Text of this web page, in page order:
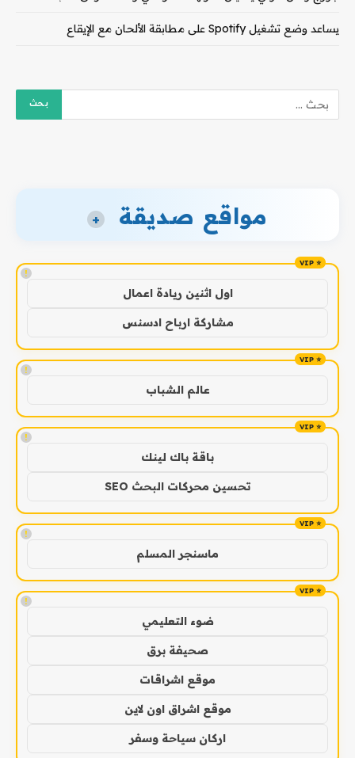
يساعد وضع تشغيل Spotify على مطابقة الألحان مع الإيقاع
مواقع صديقة +
!
اول اثنين ريادة اعمال
مشاركة ارباح ادسنس
!
عالم الشباب
!
باقة باك لينك
تحسين محركات البحث SEO
!
ماسنجر المسلم
!
ضوء التعليمي
صحيفة برق
موقع اشراقات
موقع اشراق اون لاين
اركان سياحة وسفر